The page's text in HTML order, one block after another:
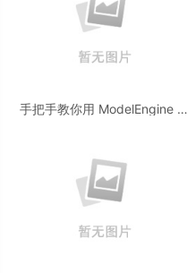
手把手教你用 ModelEngine 打